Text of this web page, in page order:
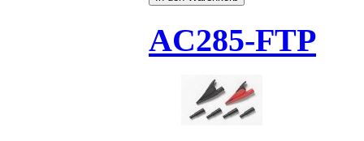
AC285-FTP